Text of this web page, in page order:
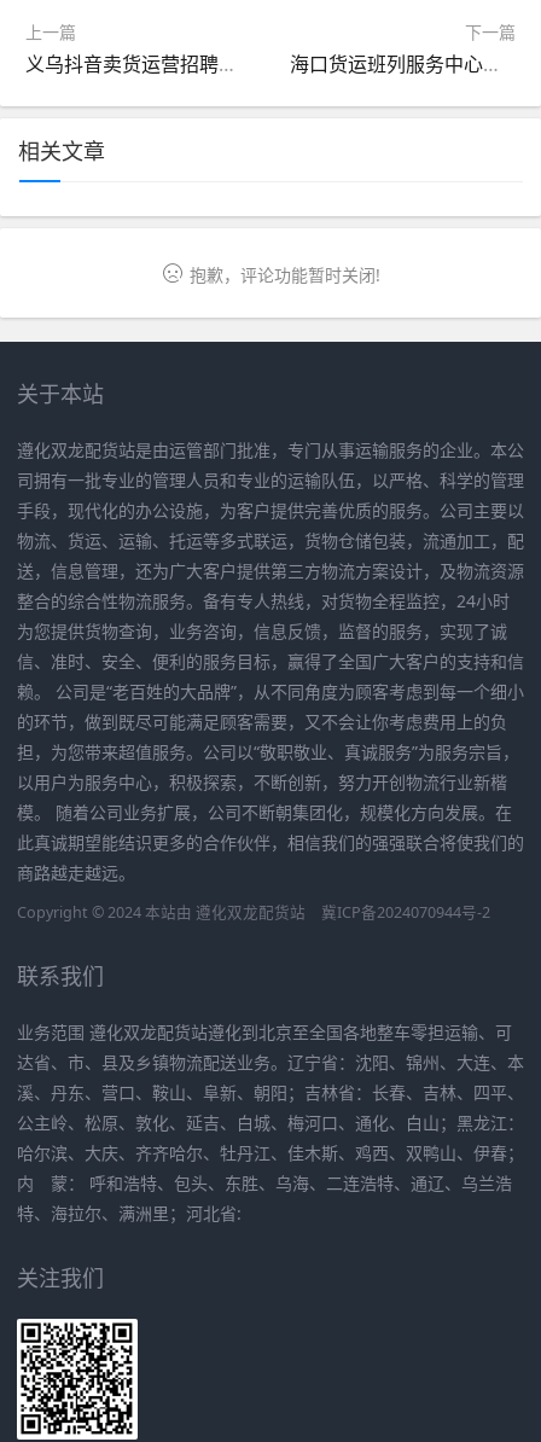
上一篇
义乌抖音卖货运营招聘（义乌抖音公司）
下一篇
海口货运班列服务中心电话（海口货运班列服务中心电话号码）
相关文章
抱歉，评论功能暂时关闭!
关于本站
遵化双龙配货站是由运管部门批准，专门从事运输服务的企业。本公
司拥有一批专业的管理人员和专业的运输队伍，以严格、科学的管理
手段，现代化的办公设施，为客户提供完善优质的服务。公司主要以
物流、货运、运输、托运等多式联运，货物仓储包装，流通加工，配
送，信息管理，还为广大客户提供第三方物流方案设计，及物流资源
整合的综合性物流服务。备有专人热线，对货物全程监控，24小时
为您提供货物查询，业务咨询，信息反馈，监督的服务，实现了诚
信、准时、安全、便利的服务目标，赢得了全国广大客户的支持和信
赖。 公司是“老百姓的大品牌”，从不同角度为顾客考虑到每一个细小
的环节，做到既尽可能满足顾客需要，又不会让你考虑费用上的负
担，为您带来超值服务。公司以“敬职敬业、真诚服务”为服务宗旨，
以用户为服务中心，积极探索，不断创新，努力开创物流行业新楷
模。 随着公司业务扩展，公司不断朝集团化，规模化方向发展。在
此真诚期望能结识更多的合作伙伴，相信我们的强强联合将使我们的
商路越走越远。
Copyright © 2024 本站由 遵化双龙配货站 冀ICP备2024070944号-2
联系我们
业务范围 遵化双龙配货站遵化到北京至全国各地整车零担运输、可
达省、市、县及乡镇物流配送业务。辽宁省：沈阳、锦州、大连、本
溪、丹东、营口、鞍山、阜新、朝阳；吉林省：长春、吉林、四平、
公主岭、松原、敦化、延吉、白城、梅河口、通化、白山；黑龙江：
哈尔滨、大庆、齐齐哈尔、牡丹江、佳木斯、鸡西、双鸭山、伊春；
内 蒙： 呼和浩特、包头、东胜、乌海、二连浩特、通辽、乌兰浩
特、海拉尔、满洲里；河北省:
关注我们